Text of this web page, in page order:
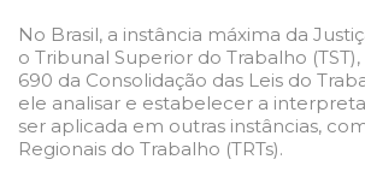
No Brasil, a instância máxima da
o Tribunal Superior do Trabalho
690 da Consolidação das Leis do
ele analisar e estabelecer a
ser aplicada em outras instâncias,
Regionais do Trabalho (TRTs).